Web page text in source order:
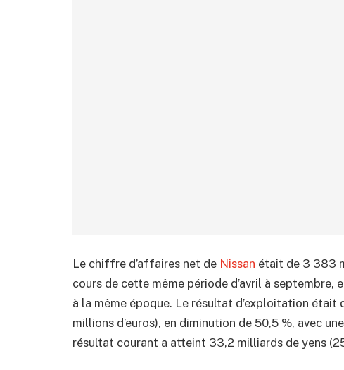
Le chiffre d’affaires net de Nissan était de 3 383
cours de cette même période d’avril à septembre,
à la même époque. Le résultat d’exploitation était
millions d’euros), en diminution de 50,5 %, avec
résultat courant a atteint 33,2 milliards de yens